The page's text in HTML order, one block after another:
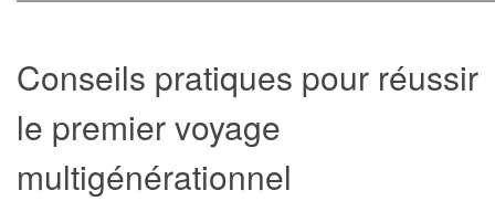
Conseils pratiques pour réussir
le premier voyage
multigénérationnel